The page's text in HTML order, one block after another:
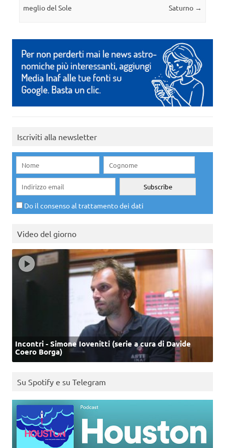
meglio del Sole Saturno →
Iscriviti alla newsletter
Do il consenso al trattamento dei dati
Video del giorno
Incontri - Simone Iovenitti (serie a cura di Davide
Coero Borga)
Su Spotify e su Telegram